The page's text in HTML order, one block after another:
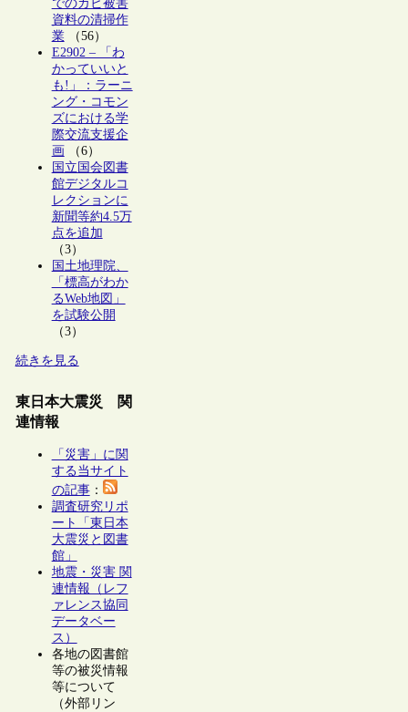
でのカビ被害
資料の清掃作
業（56）
E2902 – 「わ
かっていいと
も!」：ラーニ
ング・コモン
ズにおける学
際交流支援企
画 （6）
国立国会図書
館デジタルコ
レクションに
新聞等約4.5万
点を追加
（3）
国土地理院、
「標高がわか
るWeb地図」
を試験公開
（3）
続きを見る
東日本大震災 関
連情報
「災害」に関
する当サイト
の記事：
調査研究リポ
ート「東日本
大震災と図書
館」
地震・災害 関
連情報（レフ
ァレンス協同
データベー
ス）
各地の図書館
等の被災情報
等について
（外部リン